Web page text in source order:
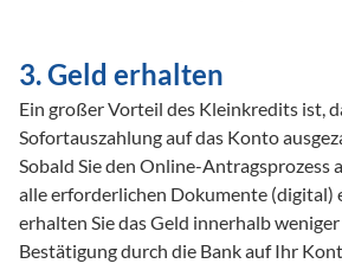
3. Geld erhalten
Ein großer Vorteil des Kleinkredits ist,
Sofortauszahlung auf das Konto
Sobald Sie den Online-Antragsprozess
alle erforderlichen Dokumente (digital)
erhalten Sie das Geld innerhalb
Bestätigung durch die Bank auf Ihr